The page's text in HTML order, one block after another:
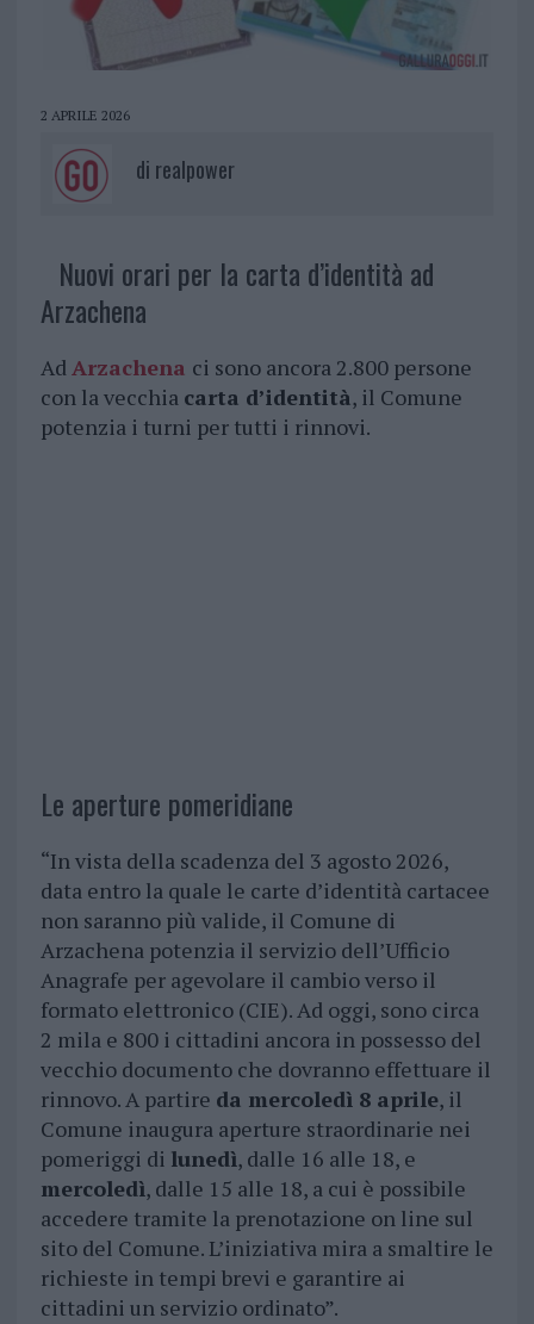
2 APRILE 2026
di realpower
Nuovi orari per la carta d’identità ad
Arzachena
AdArzachena ci sono ancora 2.800 persone
con la vecchia carta d’identità, il Comune
potenzia i turni per tutti i rinnovi.
Le aperture pomeridiane
“In vista della scadenza del 3 agosto 2026,
data entro la quale le carte d’identità cartacee
non saranno più valide, il Comune di
Arzachena potenzia il servizio dell’Ufficio
Anagrafe per agevolare il cambio verso il
formato elettronico (CIE). Ad oggi, sono circa
2 mila e 800 i cittadini ancora in possesso del
vecchio documento che dovranno effettuare il
rinnovo. A partire da mercoledì 8 aprile, il
Comune inaugura aperture straordinarie nei
pomeriggi di lunedì, dalle 16 alle 18, e
mercoledì, dalle 15 alle 18, a cui è possibile
accedere tramite la prenotazione on line sul
sito del Comune. L’iniziativa mira a smaltire le
richieste in tempi brevi e garantire ai
cittadini un servizio ordinato”.